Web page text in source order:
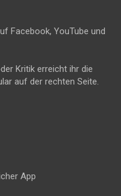
Facebook, YouTube und
Kritik erreicht ihr die
auf der rechten Seite.